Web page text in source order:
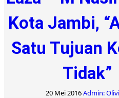
Kota Jambi,
Satu Tujuan
Tidak”
20 Mei 2016Admin: